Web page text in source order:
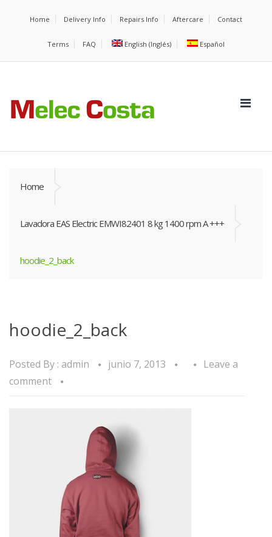
Home Delivery Info Repairs Info Aftercare Contact
Terms FAQ English (Inglés) Español
Home
Lavadora EAS Electric EMWI82401 8 kg 1400 rpm A +++
hoodie_2_back
hoodie_2_back
Posted By : admin junio 7, 2013
Leave a
comment